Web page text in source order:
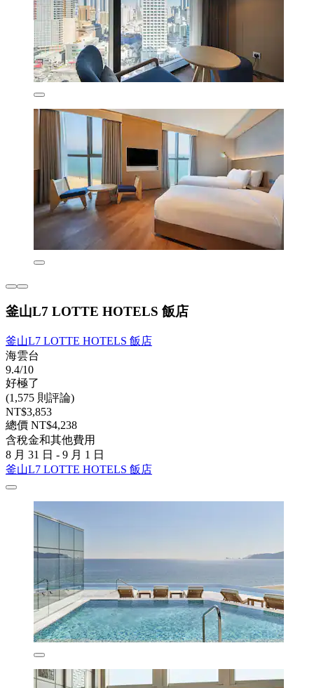
釜山L7 LOTTE HOTELS 飯店
釜山L7 LOTTE HOTELS 飯店
海雲台
9.4/10
好極了
(1,575 則評論)
NT$3,853
總價 NT$4,238
含稅金和其他費用
8 月 31 日 - 9 月 1 日
釜山L7 LOTTE HOTELS 飯店